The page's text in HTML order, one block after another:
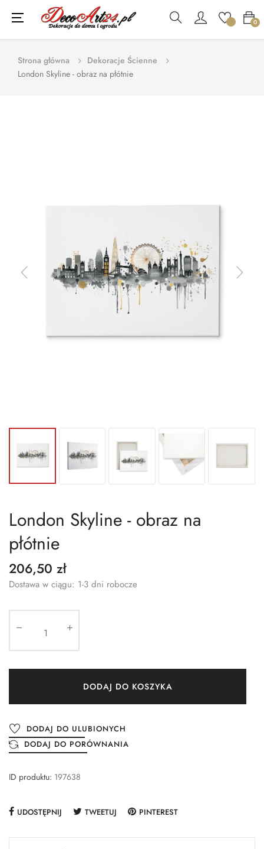
0
Toggle
navigation
☰
Strona główna
Dekoracje Ścienne
London Skyline - obraz na płótnie
London Skyline - obraz na
płótnie
206,50 zł
Dostawa w ciągu: 1-3 dni robocze
DODAJ DO KOSZYKA
DODAJ DO ULUBIONYCH
DODAJ DO PORÓWNANIA
ID produktu: 197638
UDOSTĘPNIJ TWEETUJ PINTEREST